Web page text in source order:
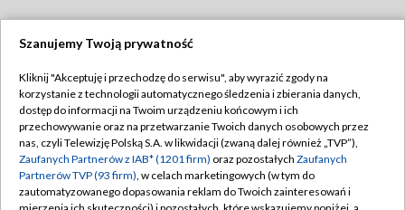
TVP
Abonament TVP
Emisja w TVP
Centrum informacji TVP
Regulamin TVP
Polityka prywatności
Moje zgody
Szanujemy Twoją prywatność
Kliknij "Akceptuję i przechodzę do serwisu", aby wyrazić zgody na
korzystanie z technologii automatycznego śledzenia i zbierania danych,
dostęp do informacji na Twoim urządzeniu końcowym i ich
przechowywanie oraz na przetwarzanie Twoich danych osobowych przez
nas, czyli Telewizję Polską S.A. w likwidacji (zwaną dalej również „TVP”),
Zaufanych Partnerów z IAB* (1201 firm) oraz pozostałych Zaufanych
Partnerów TVP (93 firm), w celach marketingowych (w tym do
zautomatyzowanego dopasowania reklam do Twoich zainteresowań i